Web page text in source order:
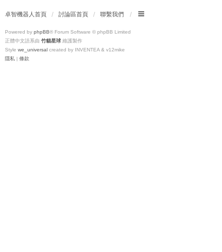
卓智機器人首頁 討論區首頁 聯繫我們
Powered by phpBB® Forum Software © phpBB Limited
正體中文語系由 竹貓星球 維護製作
Style we_universal created by INVENTEA & v12mike
隱私 | 條款